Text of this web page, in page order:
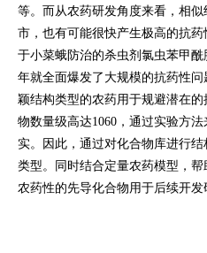
等。而从农药研发角度来看，相
市，也有可能很快产生极高的抗
于小菜蛾防治的杀虫剂氯虫苯甲
年就全面爆发了大规模的抗药性
颖结构类型的农药用于规避潜在
物数量级高达1060，通过实验方
实。因此，通过对化合物库进行
类型。同时结合定量农药模型，
农药性的先导化合物用于后续开发